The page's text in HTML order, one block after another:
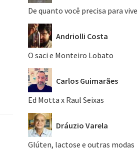
De quanto você precisa para
Andriolli Costa
O saci e Monteiro Lobato
Carlos Guimarães
Ed Motta x Raul Seixas
Dráuzio Varela
Glúten, lactose e outras modas